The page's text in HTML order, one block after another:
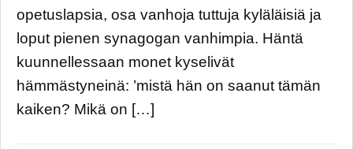
opetuslapsia, osa vanhoja tuttuja kyläläisiä ja
loput pienen synagogan vanhimpia. Häntä
kuunnellessaan monet kyselivät
hämmästyneinä: ’mistä hän on saanut tämän
kaiken? Mikä on […]